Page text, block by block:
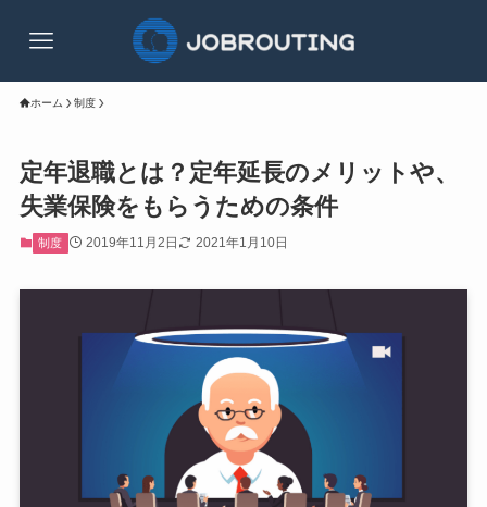
ホーム 制度
定年退職とは？定年延長のメリットや、
失業保険をもらうための条件
制度 2019年11月2日 2021年1月10日